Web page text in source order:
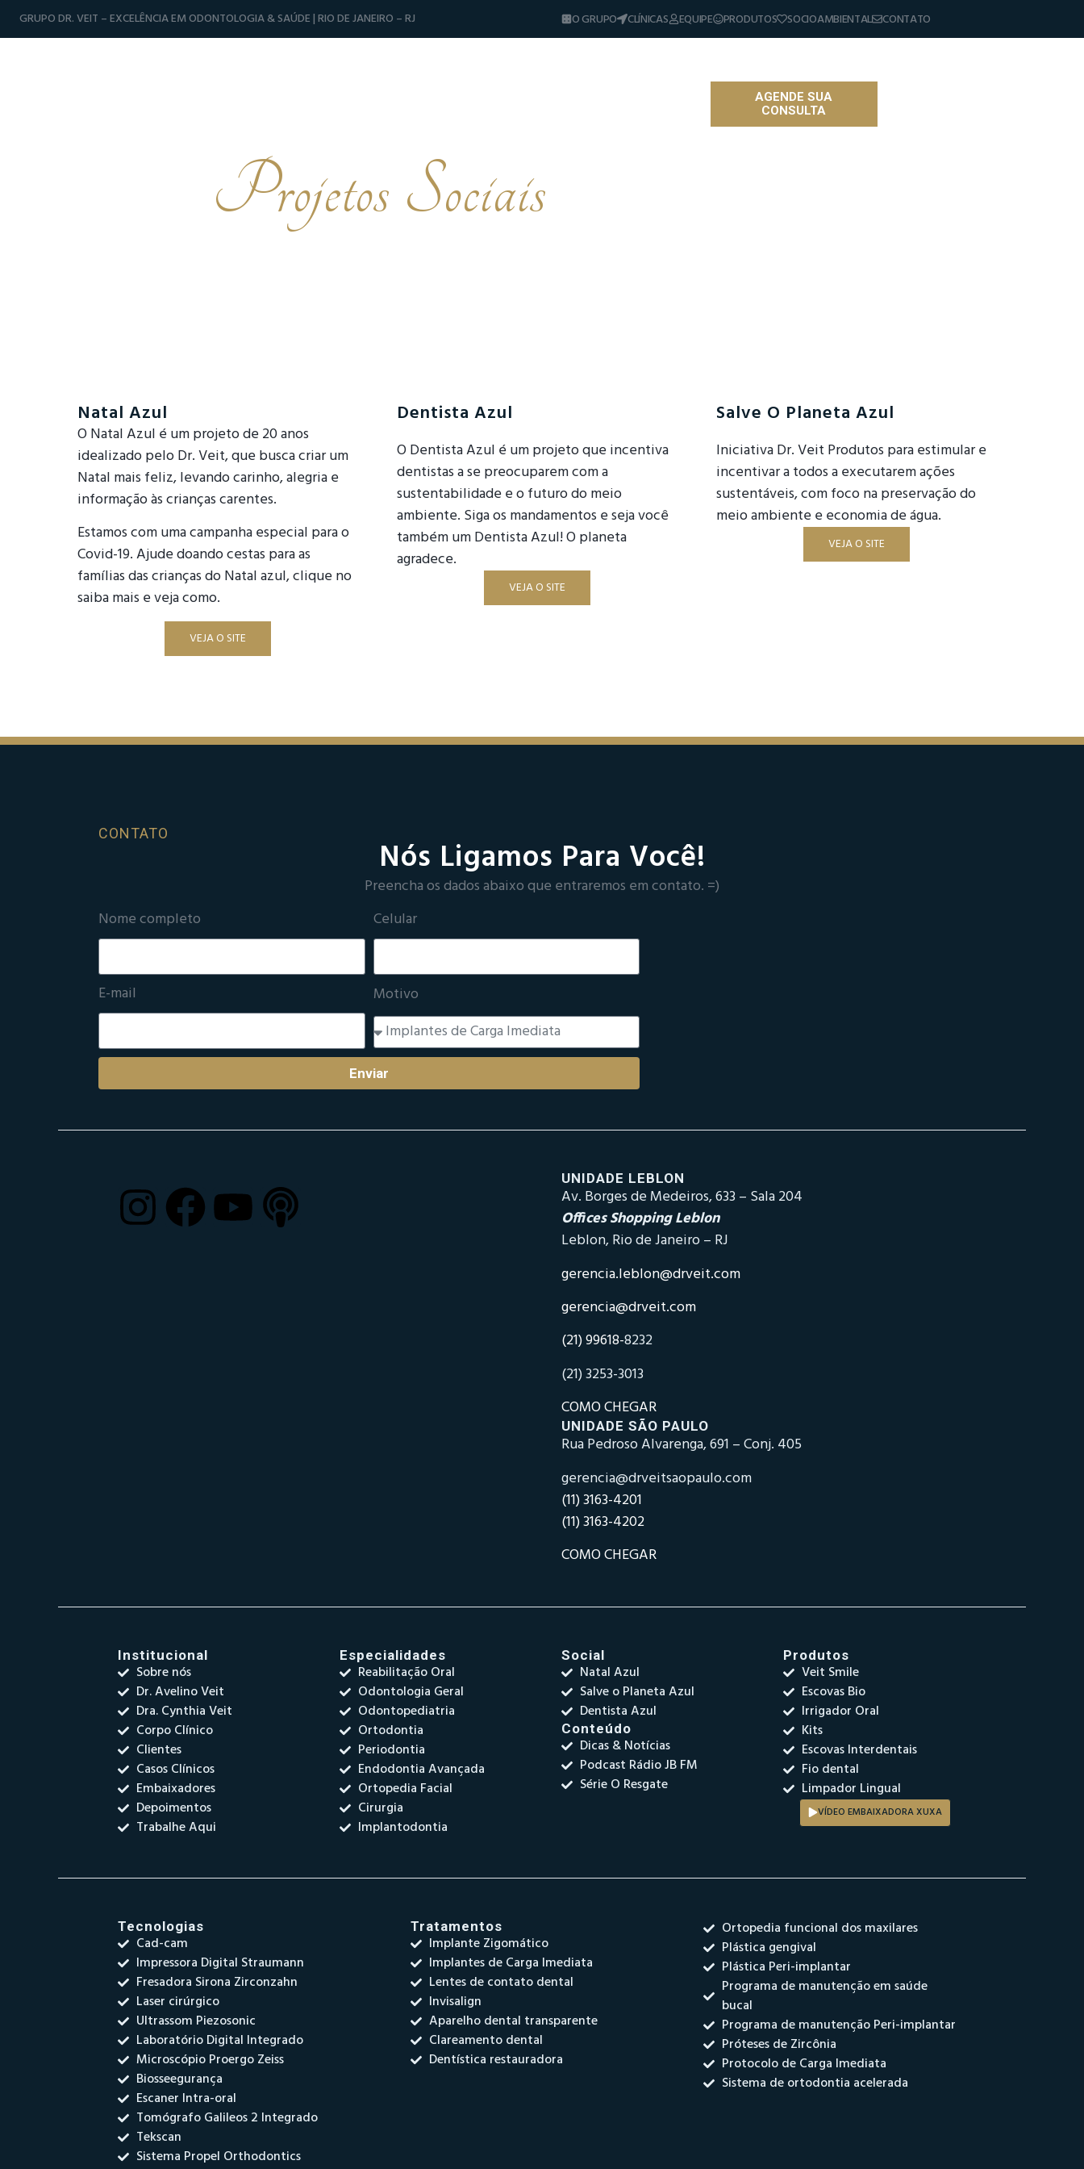
GRUPO DR. VEIT – EXCELÊNCIA EM ODONTOLOGIA & SAÚDE | RIO DE JANEIRO – RJ O GRUPO CLÍNICAS EQUIPE PRODUTOS SOCIOAMBIENTAL CONTATO
AGENDE SUA
CONSULTA
Projetos Sociais
Natal Azul
O Natal Azul é um projeto de 20 anos
idealizado pelo Dr. Veit, que busca criar um
Natal mais feliz, levando carinho, alegria e
informação às crianças carentes.
Estamos com uma campanha especial para o
Covid-19. Ajude doando cestas para as
famílias das crianças do Natal azul, clique no
saiba mais e veja como.
VEJA O SITE
Dentista Azul
O Dentista Azul é um projeto que incentiva
dentistas a se preocuparem com a
sustentabilidade e o futuro do meio
ambiente. Siga os mandamentos e seja você
também um Dentista Azul! O planeta
agradece.
VEJA O SITE
Salve O Planeta Azul
Iniciativa Dr. Veit Produtos para estimular e
incentivar a todos a executarem ações
sustentáveis, com foco na preservação do
meio ambiente e economia de água.
VEJA O SITE
CONTATO
Nós Ligamos Para Você!
Preencha os dados abaixo que entraremos em contato. =)
Nome completo
Celular
E-mail Motivo
Enviar
UNIDADE LEBLON
Av. Borges de Medeiros, 633 – Sala 204
Offices Shopping Leblon
Leblon, Rio de Janeiro – RJ
gerencia.leblon@drveit.com
gerencia@drveit.com
(21) 99618-8232
(21) 3253-3013
COMO CHEGAR
UNIDADE SÃO PAULO
Rua Pedroso Alvarenga, 691 – Conj. 405
gerencia@drveitsaopaulo.com
(11) 3163-4201
(11) 3163-4202
COMO CHEGAR
Institucional
Sobre nós
Dr. Avelino Veit
Dra. Cynthia Veit
Corpo Clínico
Clientes
Casos Clínicos
Embaixadores
Depoimentos
Trabalhe Aqui
Especialidades
Reabilitação Oral
Odontologia Geral
Odontopediatria
Ortodontia
Periodontia
Endodontia Avançada
Ortopedia Facial
Cirurgia
Implantodontia
Social
Natal Azul
Salve o Planeta Azul
Dentista Azul
Conteúdo
Dicas & Notícias
Podcast Rádio JB FM
Série O Resgate
Produtos
Veit Smile
Escovas Bio
Irrigador Oral
Kits
Escovas Interdentais
Fio dental
Limpador Lingual
VÍDEO EMBAIXADORA XUXA
Tecnologias
Cad-cam
Impressora Digital Straumann
Fresadora Sirona Zirconzahn
Laser cirúrgico
Ultrassom Piezosonic
Laboratório Digital Integrado
Microscópio Proergo Zeiss
Biosseegurança
Escaner Intra-oral
Tomógrafo Galileos 2 Integrado
Tekscan
Sistema Propel Orthodontics
Tratamentos
Implante Zigomático
Implantes de Carga Imediata
Lentes de contato dental
Invisalign
Aparelho dental transparente
Clareamento dental
Dentística restauradora
Ortopedia funcional dos maxilares
Plástica gengival
Plástica Peri-implantar
Programa de manutenção em saúde
bucal
Programa de manutenção Peri-implantar
Próteses de Zircônia
Protocolo de Carga Imediata
Sistema de ortodontia acelerada